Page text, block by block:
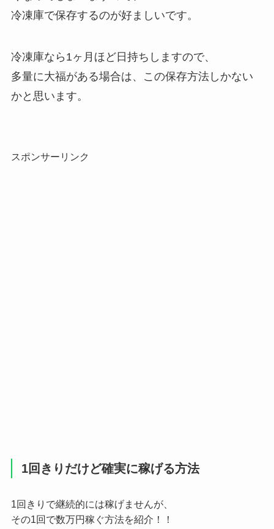
冷凍庫で保存するのが好ましいです。
冷凍庫なら1ヶ月ほど日持ちしますので、
多量に大福がある場合は、この保存方法しかない
かと思います。
スポンサーリンク
1回きりだけど確実に稼げる方法
1回きりで継続的には稼げませんが、
その1回で数万円稼ぐ方法を紹介！！